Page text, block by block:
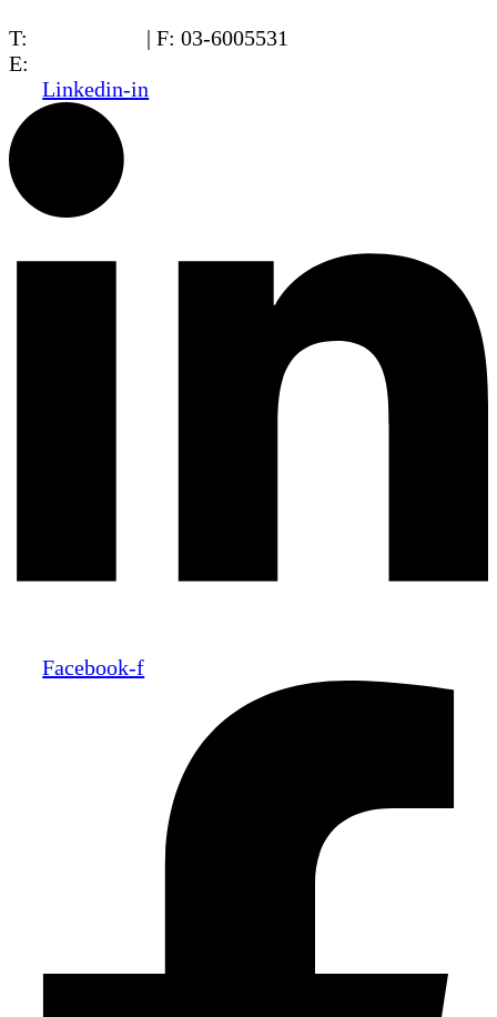
T:
| F: 03-6005531
E:
Linkedin-in
Facebook-f